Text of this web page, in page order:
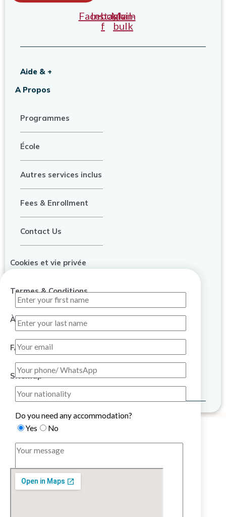
Facebook-
f
Instagram
Mail-
bulk
Aide & +
A Propos
Programmes
École
Autres services inclus
Fees & Enrollment
Contact Us
Cookies et vie privée
Termes & Conditions
À propos de nous
FAQ
Sitemap
Do you need any accommodation?
Yes
No